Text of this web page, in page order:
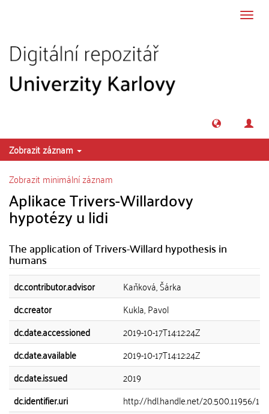
Zobrazit záznam
Zobrazit minimální záznam
Aplikace Trivers-Willardovy
hypotézy u lidi
The application of Trivers-Willard hypothesis in
humans
dc.contributor.advisor
Kaňková, Šárka
dc.creator
Kukla, Pavol
dc.date.accessioned
2019-10-17T14:12:24Z
dc.date.available
2019-10-17T14:12:24Z
dc.date.issued
2019
dc.identifier.uri
http://hdl.handle.net/20.500.11956/